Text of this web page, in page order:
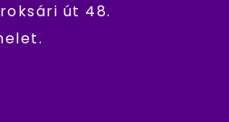
út 48.